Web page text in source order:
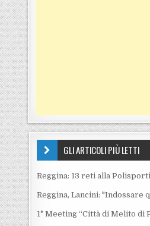
GLI ARTICOLI PIÙ LETTI
Reggina: 13 reti alla
Reggina, Lancini: "Indossare
1° Meeting “Città di Melito di